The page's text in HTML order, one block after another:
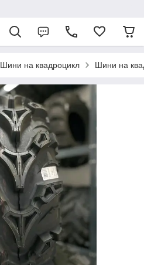
Шини на квадроцикл Шини на